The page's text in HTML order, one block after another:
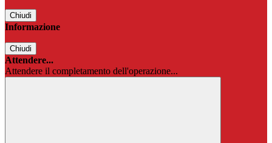
Chiudi
Informazione
Chiudi
Attendere...
Attendere il completamento dell'operazione...